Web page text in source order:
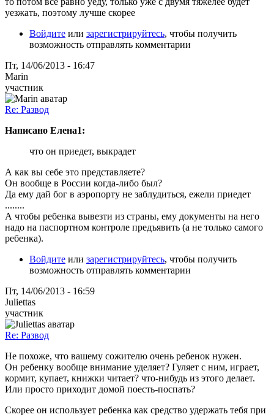
уезжать, поэтому лучше скорее
Войдите или зарегистрируйтесь, чтобы получить
возможность отправлять комментарии
Пт, 14/06/2013 - 16:47
Marin
участник
Re: Развод
Написано Елена1:
что он приедет, выкрадет
А как вы себе это представляете?
Он вообще в России когда-либо был?
Да ему дай бог в аэропорту не заблудиться, ежели приедет
........
А чтобы ребенка вывезти из страны, ему документы на него
надо на паспортном контроле предъявить (а не только самого
ребенка).
Войдите или зарегистрируйтесь, чтобы получить
возможность отправлять комментарии
Пт, 14/06/2013 - 16:59
Juliettas
участник
Re: Развод
Не похоже, что вашему сожителю очень ребенок нужен.
Он ребенку вообще внимание уделяет? Гуляет с ним, играет,
кормит, купает, книжки читает? что-нибудь из этого делает.
Или просто приходит домой поесть-поспать?
Скорее он использует ребенка как средство удержать тебя при